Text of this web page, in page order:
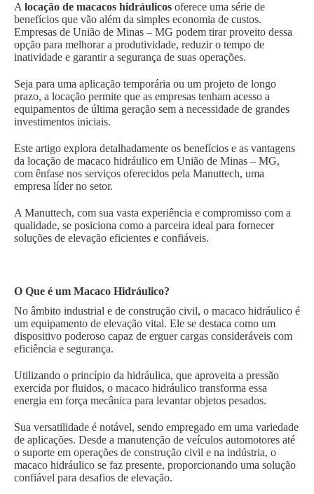
A locação de macacos hidráulicos oferece uma série de
benefícios que vão além da simples economia de custos.
Empresas de União de Minas – MG podem tirar proveito dessa
opção para melhorar a produtividade, reduzir o tempo de
inatividade e garantir a segurança de suas operações.
Seja para uma aplicação temporária ou um projeto de longo
prazo, a locação permite que as empresas tenham acesso a
equipamentos de última geração sem a necessidade de grandes
investimentos iniciais.
Este artigo explora detalhadamente os benefícios e as vantagens
da locação de macaco hidráulico em União de Minas – MG,
com ênfase nos serviços oferecidos pela Manuttech, uma
empresa líder no setor.
A Manuttech, com sua vasta experiência e compromisso com a
qualidade, se posiciona como a parceira ideal para fornecer
soluções de elevação eficientes e confiáveis.
O Que é um Macaco Hidráulico?
No âmbito industrial e de construção civil, o macaco hidráulico é
um equipamento de elevação vital. Ele se destaca como um
dispositivo poderoso capaz de erguer cargas consideráveis com
eficiência e segurança.
Utilizando o princípio da hidráulica, que aproveita a pressão
exercida por fluidos, o macaco hidráulico transforma essa
energia em força mecânica para levantar objetos pesados.
Sua versatilidade é notável, sendo empregado em uma variedade
de aplicações. Desde a manutenção de veículos automotores até
o suporte em operações de construção civil e na indústria, o
macaco hidráulico se faz presente, proporcionando uma solução
confiável para desafios de elevação.